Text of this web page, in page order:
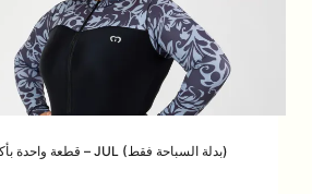
قطعة واحدة بأكمام طويلة وساق طويلة – JUL (بدلة السباحة فقط)